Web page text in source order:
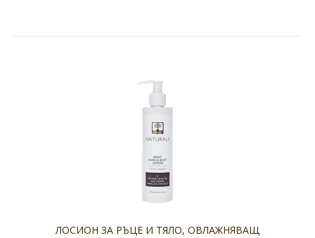
ЛОСИОН ЗА РЪЦЕ И ТЯЛО, ОВЛАЖНЯВАЩ